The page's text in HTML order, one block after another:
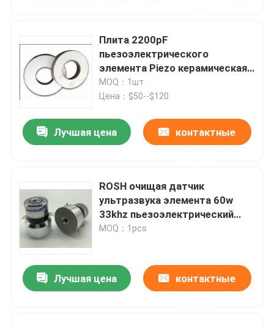
Плита 2200pF
пьезоэлектрического
элемента Piezo керамическая
для автоматического
ультразвукового уборщика
MOQ：1шт
Цена：$50--$120
Лучшая цена контактные
ROSH очищая датчик
ультразвука элемента 60w
33khz пьезоэлектрический
для более чистого датчика
MOQ：1pcs
Лучшая цена контактные